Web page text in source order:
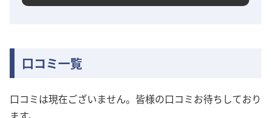
口コミ一覧
口コミは現在ございません。皆様の口コミお待ちしており